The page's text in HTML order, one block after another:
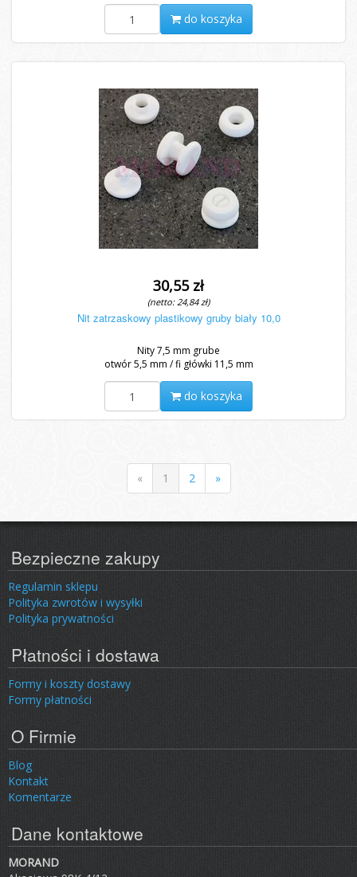
do koszyka
30,55 zł
(netto: 24,84 zł)
Nit zatrzaskowy plastikowy gruby biały 10,0
Nity 7,5 mm grube
otwór 5,5 mm / fi główki 11,5 mm
do koszyka
« 1 2 »
Bezpieczne zakupy
Regulamin sklepu
Polityka zwrotów i wysyłki
Polityka prywatności
Płatności i dostawa
Formy i koszty dostawy
Formy płatności
O Firmie
Blog
Kontakt
Komentarze
Dane kontaktowe
MORAND